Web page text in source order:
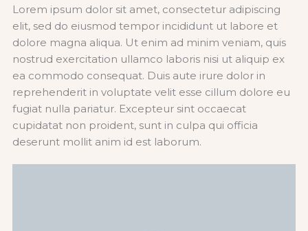
Lorem ipsum dolor sit amet, consectetur adipiscing
elit, sed do eiusmod tempor incididunt ut labore et
dolore magna aliqua. Ut enim ad minim veniam, quis
nostrud exercitation ullamco laboris nisi ut aliquip ex
ea commodo consequat. Duis aute irure dolor in
reprehenderit in voluptate velit esse cillum dolore eu
fugiat nulla pariatur. Excepteur sint occaecat
cupidatat non proident, sunt in culpa qui officia
deserunt mollit anim id est laborum.